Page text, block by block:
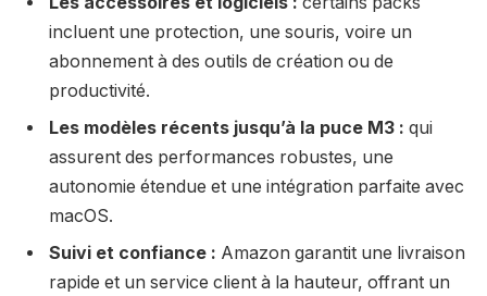
incluent une protection, une souris, voire un
abonnement à des outils de création ou de
productivité.
Les modèles récents jusqu’à la puce M3 : qui
assurent des performances robustes, une
autonomie étendue et une intégration parfaite avec
macOS.
Suivi et confiance : Amazon garantit une livraison
rapide et un service client à la hauteur, offrant un